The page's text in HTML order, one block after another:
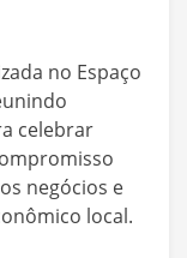
no Espaço
celebrar
negócios e
local.